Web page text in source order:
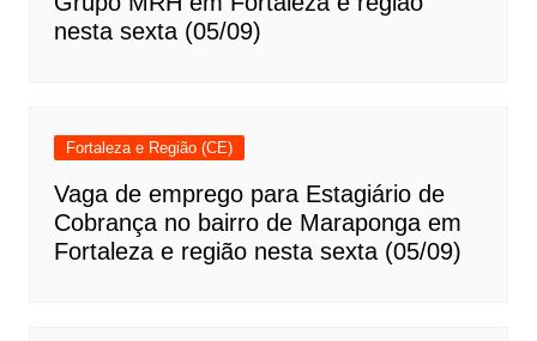
nesta sexta (05/09)
Fortaleza e Região (CE)
Vaga de emprego para Estagiário de
Cobrança no bairro de Maraponga em
Fortaleza e região nesta sexta (05/09)